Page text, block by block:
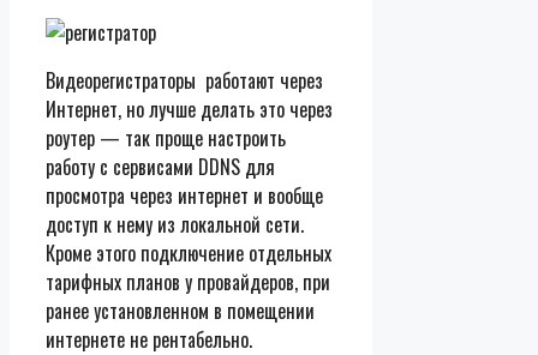
Видеорегистраторы работают через
Интернет, но лучше делать это через
роутер — так проще настроить
работу с сервисами DDNS для
просмотра через интернет и вообще
доступ к нему из локальной сети.
Кроме этого подключение отдельных
тарифных планов у провайдеров, при
ранее установленном в помещении
интернете не рентабельно.